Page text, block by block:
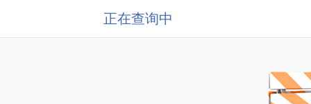
正在查询中